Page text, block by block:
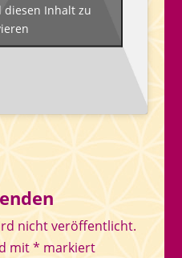
Inhalt zu
nicht veröffentlicht.
mit* markiert